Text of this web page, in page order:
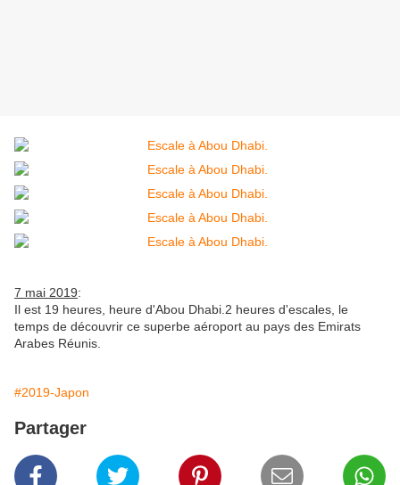
7 mai 2019:
Il est 19 heures, heure d'Abou Dhabi.2 heures d'escales, le
temps de découvrir ce superbe aéroport au pays des Emirats
Arabes Réunis.
#2019-Japon
Partager